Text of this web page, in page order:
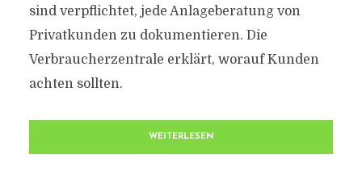
sind verpflichtet, jede Anlageberatung von
Privatkunden zu dokumentieren. Die
Verbraucherzentrale erklärt, worauf Kunden
achten sollten.
WEITERLESEN